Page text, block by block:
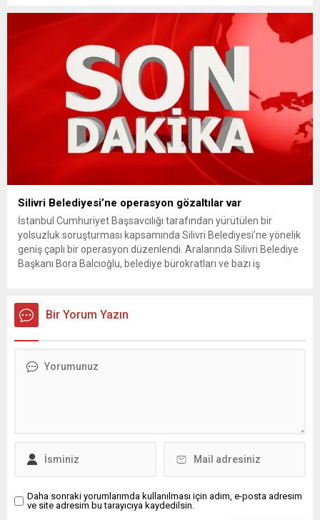
getiriyor. Hazine Müsteşarlığına bağlı ilgili kurumlarca...
Silivri Belediyesi’ne operasyon gözaltılar var
İstanbul Cumhuriyet Başsavcılığı tarafından yürütülen bir
yolsuzluk soruşturması kapsamında Silivri Belediyesi’ne yönelik
geniş çaplı bir operasyon düzenlendi. Aralarında Silivri Belediye
Başkanı Bora Balcıoğlu, belediye bürokratları ve bazı iş
inceleme ve arama çalışmaları devam ediyor. İstanbul’da...
Bir Yorum Yazın
Daha sonraki yorumlarımda kullanılması için adım, e-posta adresim
ve site adresim bu tarayıcıya kaydedilsin.